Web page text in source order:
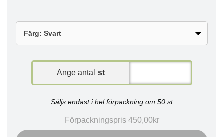
Ange antal st
Säljs endast i hel förpackning om 50 st
Förpackningspris 450,00kr